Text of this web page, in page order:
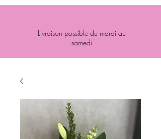
Livraison possible du mardi au
samedi